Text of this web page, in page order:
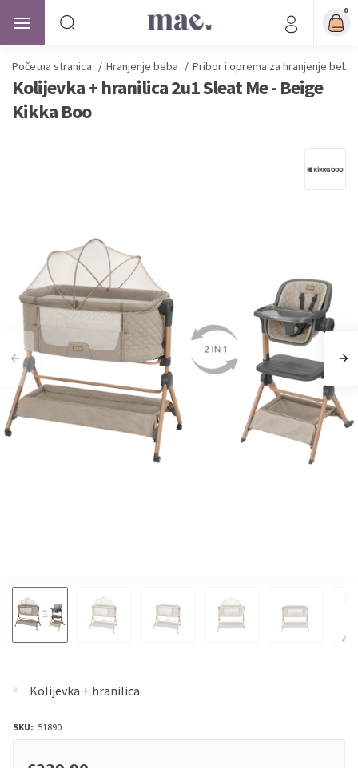
0
Početna stranica / Hranjenje beba / Pribor i oprema za hranjenje beba
Kolijevka + hranilica 2u1 Sleat Me - Beige
Kikka Boo
Kolijevka + hranilica
SKU: 51890